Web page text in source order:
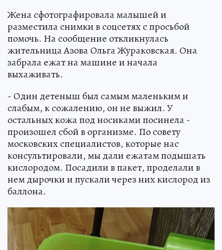
Жена сфотографировала малышей и
разместила снимки в соцсетях с просьбой
помочь. На сообщение откликнулась
жительница Азова Ольга Жураковская. Она
забрала ежат на машине и начала
выхаживать.
- Один детеныш был самым маленьким и
слабым, к сожалению, он не выжил. У
остальных кожа под носиками посинела -
произошел сбой в организме. По совету
московских специалистов, которые нас
консультировали, мы дали ежатам подышать
кислородом. Посадили в пакет, проделали в
нем дырочки и пускали через них кислород из
баллона.